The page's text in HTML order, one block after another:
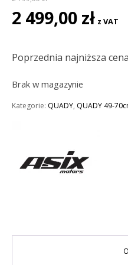
Pierwotna
cena
2
2 499,00 zł cena
2
z VAT
Poprzednia najniższa
Brak w magazynie
Kategorie: QUADY, QUADY 49-